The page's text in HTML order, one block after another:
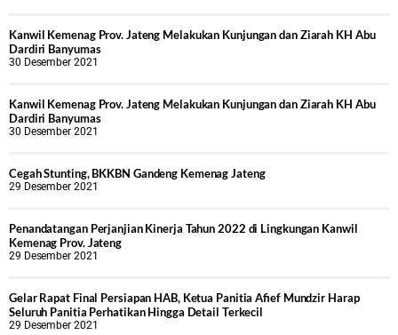
Kanwil Kemenag Prov. Jateng Melakukan Kunjungan dan Ziarah KH Abu
Dardiri Banyumas
30 Desember 2021
Kanwil Kemenag Prov. Jateng Melakukan Kunjungan dan Ziarah KH Abu
Dardiri Banyumas
30 Desember 2021
Cegah Stunting, BKKBN Gandeng Kemenag Jateng
29 Desember 2021
Penandatangan Perjanjian Kinerja Tahun 2022 di Lingkungan Kanwil
Kemenag Prov. Jateng
29 Desember 2021
Gelar Rapat Final Persiapan HAB, Ketua Panitia Afief Mundzir Harap
Seluruh Panitia Perhatikan Hingga Detail Terkecil
29 Desember 2021